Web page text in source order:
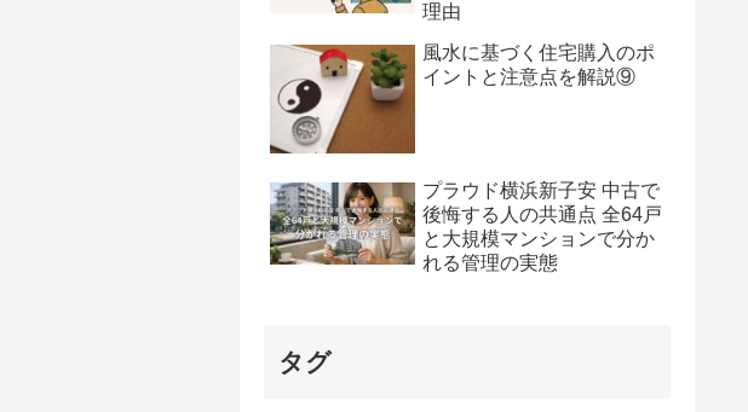
理由
風水に基づく住宅購入のポ
イントと注意点を解説⑨
プラウド横浜新子安 中古で
後悔する人の共通点 全64戸
と大規模マンションで分か
れる管理の実態
タグ